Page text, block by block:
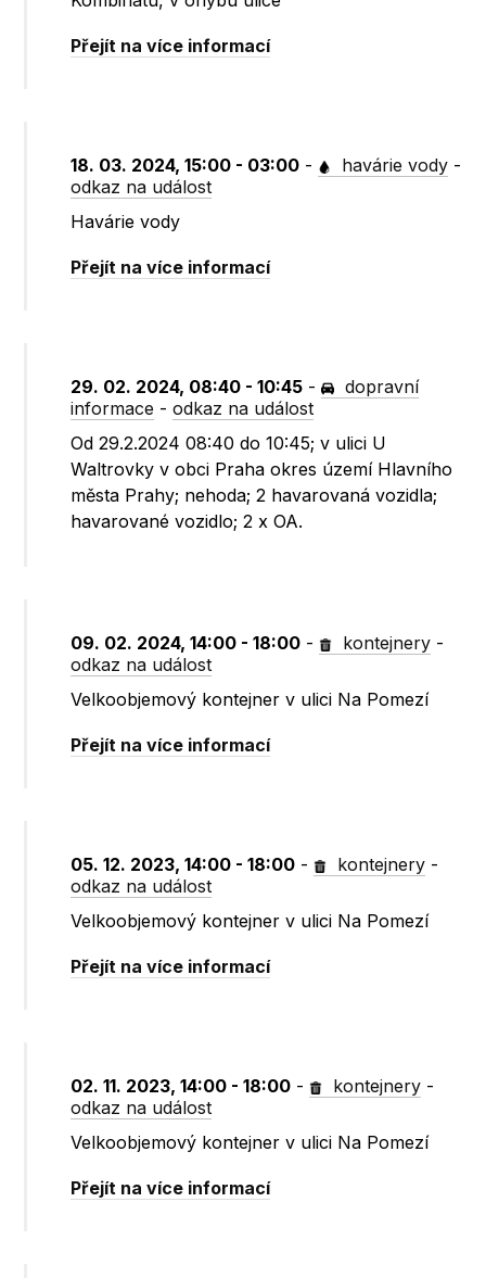
Přejít na více informací
18. 03. 2024, 15:00 - 03:00 - havárie vody -
odkaz na událost
Havárie vody
Přejít na více informací
29. 02. 2024, 08:40 - 10:45 -
dopravní
informace -odkaz na událost
Od 29.2.2024 08:40 do 10:45; v ulici U
Waltrovky v obci Praha okres území Hlavního
města Prahy; nehoda; 2 havarovaná vozidla;
havarované vozidlo; 2 x OA.
09. 02. 2024, 14:00 - 18:00 - kontejnery -
odkaz na událost
Velkoobjemový kontejner v ulici Na Pomezí
Přejít na více informací
05. 12. 2023, 14:00 - 18:00 - kontejnery -
odkaz na událost
Velkoobjemový kontejner v ulici Na Pomezí
Přejít na více informací
02. 11. 2023, 14:00 - 18:00 - kontejnery -
odkaz na událost
Velkoobjemový kontejner v ulici Na Pomezí
Přejít na více informací